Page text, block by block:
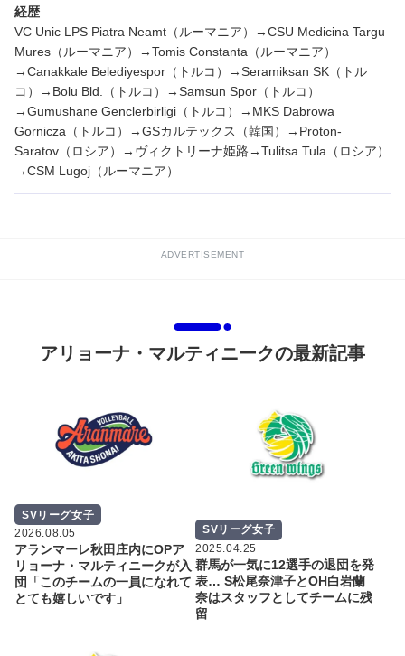
経歴
VC Unic LPS Piatra Neamt（ルーマニア）→CSU Medicina Targu
Mures（ルーマニア）→Tomis Constanta（ルーマニア）
→Canakkale Belediyespor（トルコ）→Seramiksan SK（トル
コ）→Bolu Bld.（トルコ）→Samsun Spor（トルコ）
→Gumushane Genclerbirligi（トルコ）→MKS Dabrowa
Gornicza（トルコ）→GSカルテックス（韓国）→Proton-
Saratov（ロシア）→ヴィクトリーナ姫路→Tulitsa Tula（ロシア）
→CSM Lugoj（ルーマニア）
ADVERTISEMENT
アリョーナ・マルティニークの最新記事
SVリーグ女子
2026.08.05
アランマーレ秋田庄内にOPア
リョーナ・マルティニークが入
団「このチームの一員になれて
とても嬉しいです」
SVリーグ女子
2025.04.25
群馬が一気に12選手の退団を発
表… S松尾奈津子とOH白岩蘭
奈はスタッフとしてチームに残
留